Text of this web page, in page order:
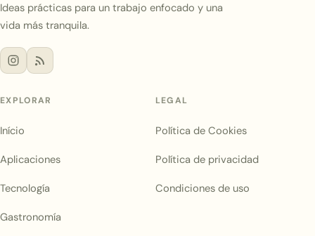
Ideas prácticas para un trabajo enfocado y una
vida más tranquila.
EXPLORAR
Início
Aplicaciones
Tecnología
Gastronomía
LEGAL
Política de Cookies
Política de privacidad
Condiciones de uso